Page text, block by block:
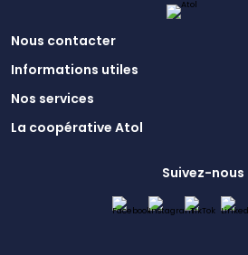
Nous contacter
Informations utiles
Nos services
La coopérative Atol
Suivez-nous